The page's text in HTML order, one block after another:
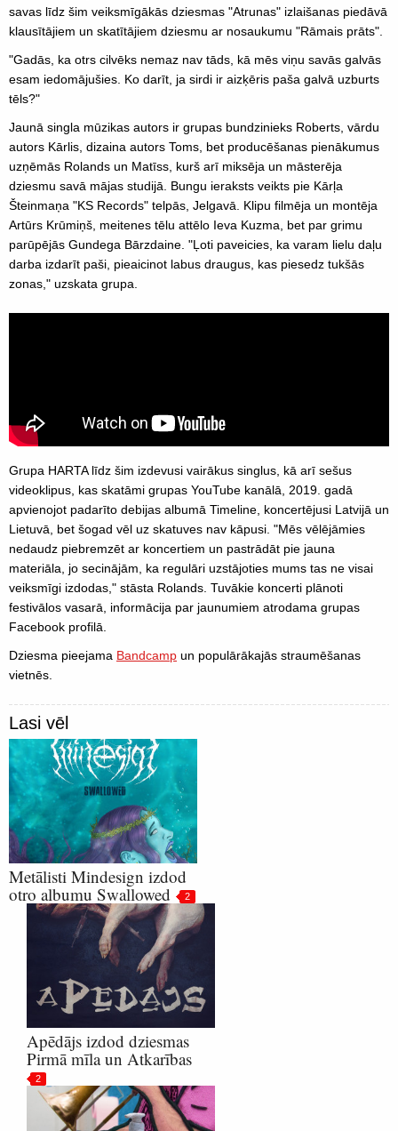
savas līdz šim veiksmīgākās dziesmas "Atrunas" izlaišanas piedāvā
klausītājiem un skatītājiem dziesmu ar nosaukumu "Rāmais prāts".
"Gadās, ka otrs cilvēks nemaz nav tāds, kā mēs viņu savās galvās
esam iedomājušies. Ko darīt, ja sirdi ir aizķēris paša galvā uzburts
tēls?"
Jaunā singla mūzikas autors ir grupas bundzinieks Roberts, vārdu
autors Kārlis, dizaina autors Toms, bet producēšanas pienākumus
uzņēmās Rolands un Matīss, kurš arī miksēja un māsterēja
dziesmu savā mājas studijā. Bungu ieraksts veikts pie Kārļa
Šteinmaņa "KS Records" telpās, Jelgavā. Klipu filmēja un montēja
Artūrs Krūmiņš, meitenes tēlu attēlo Ieva Kuzma, bet par grimu
parūpējās Gundega Bārzdaine. "Ļoti paveicies, ka varam lielu daļu
darba izdarīt paši, pieaicinot labus draugus, kas piesedz tukšās
zonas," uzskata grupa.
Grupa HARTA līdz šim izdevusi vairākus singlus, kā arī sešus
videoklipus, kas skatāmi grupas YouTube kanālā, 2019. gadā
apvienojot padarīto debijas albumā Timeline, koncertējusi Latvijā un
Lietuvā, bet šogad vēl uz skatuves nav kāpusi. "Mēs vēlējāmies
nedaudz piebremzēt ar koncertiem un pastrādāt pie jauna
materiāla, jo secinājām, ka regulāri uzstājoties mums tas ne visai
veiksmīgi izdodas," stāsta Rolands. Tuvākie koncerti plānoti
festivālos vasarā, informācija par jaunumiem atrodama grupas
Facebook profilā.
Dziesma pieejama Bandcamp un populārākajās straumēšanas
vietnēs.
Lasi vēl
Metālisti Mindesign izdod
otro albumu Swallowed
2
Apēdājs izdod dziesmas
Pirmā mīla un Atkarības
2